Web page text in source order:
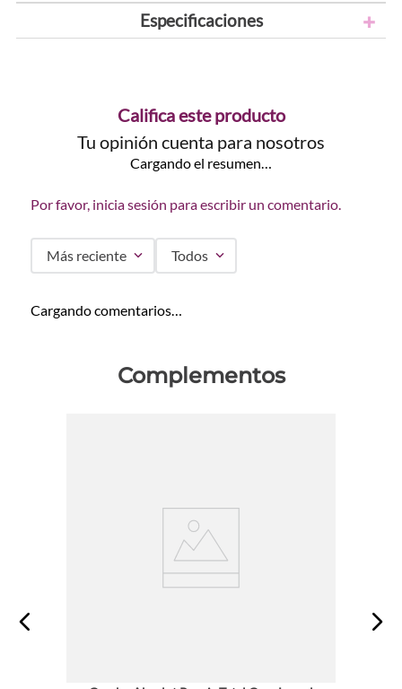
Especificaciones
Califica este producto
Tu opinión cuenta para nosotros
Cargando el resumen…
Por favor, inicia sesión para escribir un comentario.
Más reciente Todos
Cargando comentarios…
Complementos